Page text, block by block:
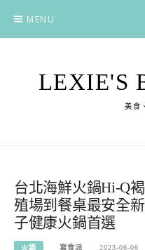
content
MENU
LEXIE'S
美食
台北海鮮火鍋Hi-Q
殖場到餐桌最安全
子健康火鍋首選
火鍋 寫食派 2023-06-06